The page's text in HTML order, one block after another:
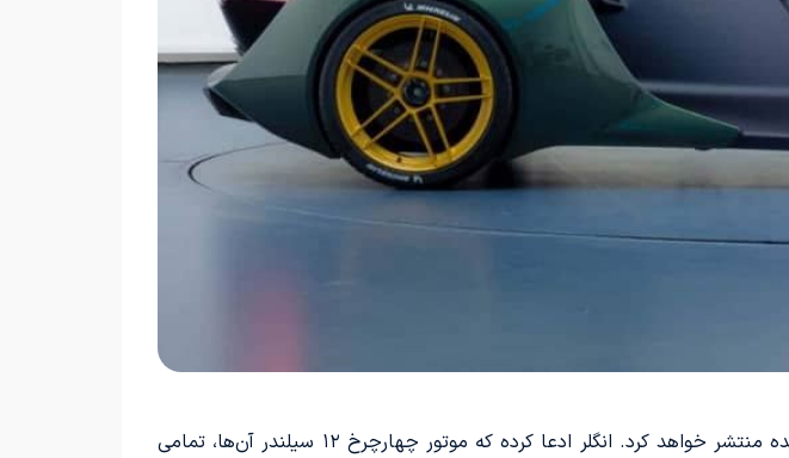
شرکت انگلر جزئیات دقیق پیشرانه را ارائه نکرده و نقشه های آینده‌ای تا یک سال آینده منتشر خواهد کرد. انگلر ادعا کرده که موتور چهارچرخ ۱۲ سیلندر آن‌ها، تمامی